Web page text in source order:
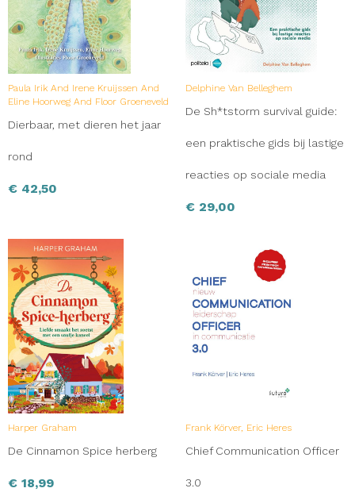
Paula Irik And Irene Kruijssen And
Eline Hoorweg And Floor Groeneveld
Dierbaar, met dieren het jaar
rond
€ 42,50
Delphine Van Belleghem
De Sh*tstorm survival guide:
een praktische gids bij lastige
reacties op sociale media
€ 29,00
Harper Graham
De Cinnamon Spice herberg
€ 18,99
Frank Körver, Eric Heres
Chief Communication Officer
3.0